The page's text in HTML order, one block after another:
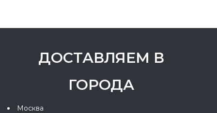
ДОСТАВЛЯЕМ В
ГОРОДА
Москва